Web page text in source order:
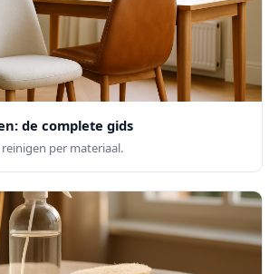
de complete gids
per materiaal.